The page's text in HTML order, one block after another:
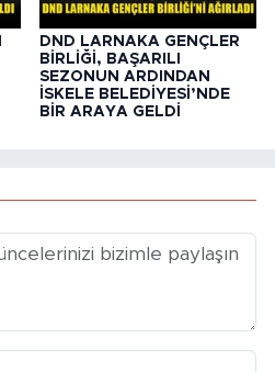
DND LARNAKA GENÇLER
BİRLİĞİ, BAŞARILI
SEZONUN ARDINDAN
İSKELE BELEDİYESİ’NDE
BİR ARAYA GELDİ